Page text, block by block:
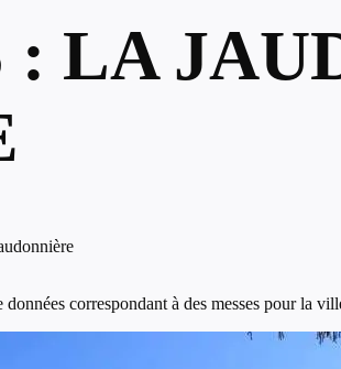
: LA
correspondant à des messes pour la